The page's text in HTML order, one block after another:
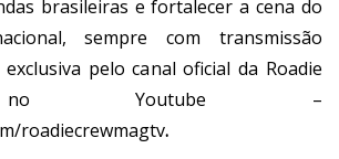
brasileiras e fortalecer a cena do
sempre com transmissão
exclusiva pelo canal oficial da Roadie
Youtube –
roadiecrewmagtv.